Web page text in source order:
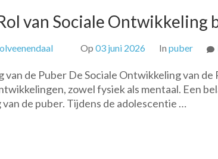
van Sociale Ontwikkeling
Op 03 juni 2026 In puber
van de Puber De Sociale Ontwikkeling van
zowel fysiek als mentaal. Een
de puber. Tijdens de adolescentie …